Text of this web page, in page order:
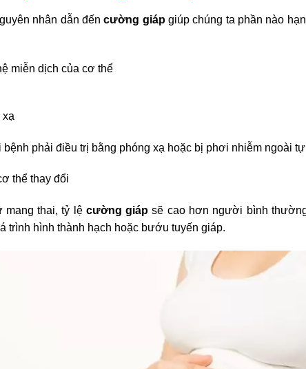
nhân dẫn đếncường giápgiúp chúng ta phần nào
miễn dịch của cơ thể
xạ
phải điều trị bằng phóng xạ hoặc bị phơi nhiễm ngoài
thể thay đổi
mang thai, tỷ lệ cường giáp sẽ cao hơn người bình
trình hình thành hạch hoặc bướu tuyến giáp.